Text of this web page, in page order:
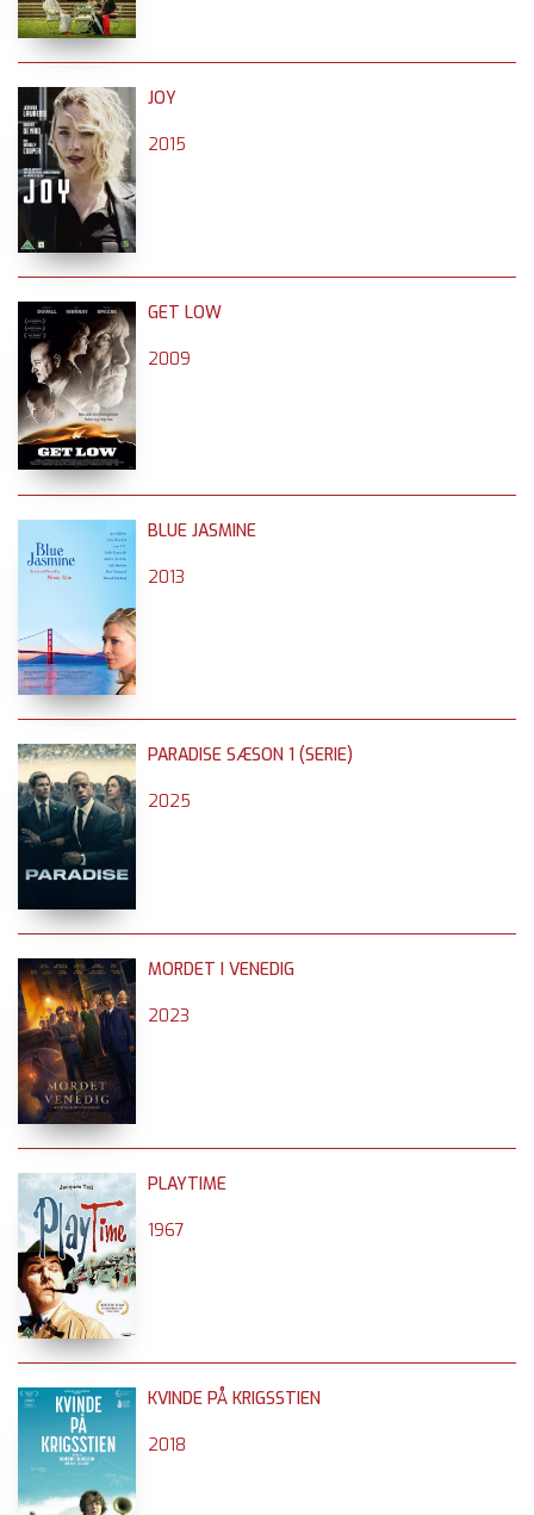
JOY
2015
GET LOW
2009
BLUE JASMINE
2013
PARADISE SÆSON 1 (SERIE)
2025
MORDET I VENEDIG
2023
PLAYTIME
1967
KVINDE PÅ KRIGSSTIEN
2018